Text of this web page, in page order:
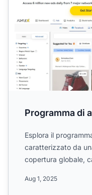
Programma di
Esplora il
caratterizzato da
copertura globale,
Aug 1, 2025